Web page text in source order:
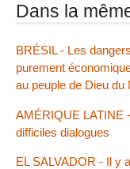
Dans la
BRÉSIL - Les
purement
au peuple de Dieu du
AMÉRIQUE LATINE
difficiles dialogues
EL SALVADOR - Il y